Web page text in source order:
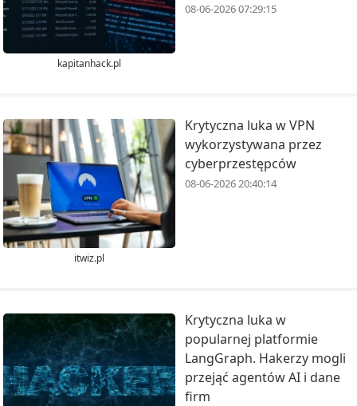
kapitanhack.pl
08-06-2026 07:29:15
itwiz.pl
Krytyczna luka w VPN
wykorzystywana przez
cyberprzestępców
08-06-2026 20:40:14
Krytyczna luka w
popularnej platformie
LangGraph. Hakerzy mogli
przejąć agentów AI i dane
firm